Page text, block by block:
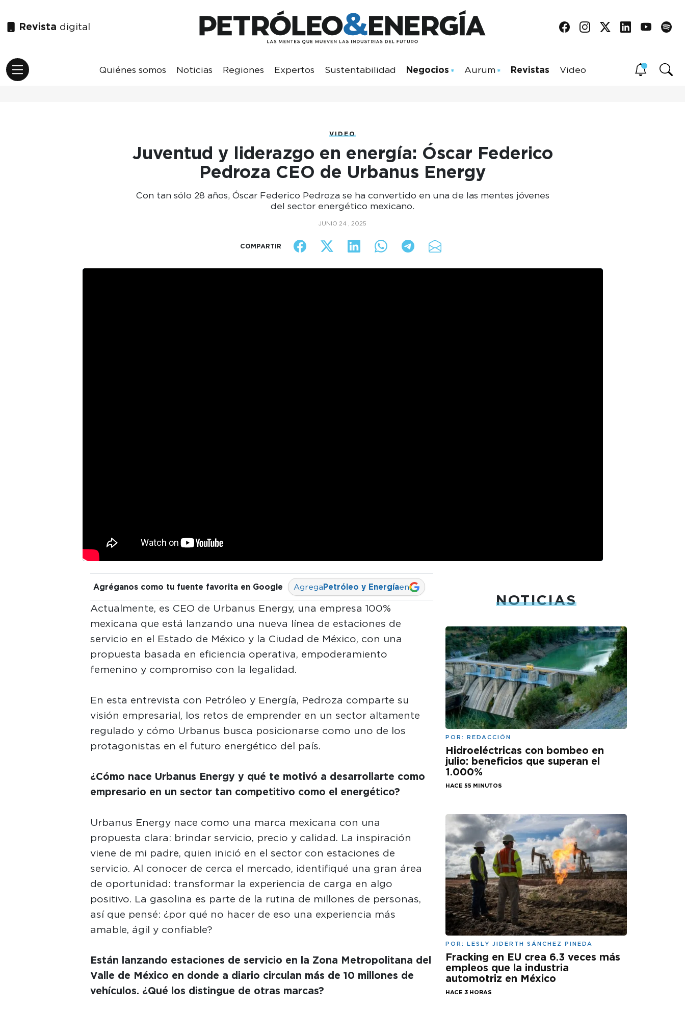
Revista digital
Quiénes somos Noticias Regiones Expertos Sustentabilidad Negocios Aurum Revistas Video
VIDEO
Juventud y liderazgo en energía: Óscar Federico
Pedroza CEO de Urbanus Energy
Con tan sólo 28 años, Óscar Federico Pedroza se ha convertido en una de las mentes jóvenes
del sector energético mexicano.
JUNIO 24 , 2025
COMPARTIR
Agréganos como tu fuente favorita en Google Agrega Petróleo y Energíaen
Actualmente, es CEO de Urbanus Energy, una empresa 100%
mexicana que está lanzando una nueva línea de estaciones de
servicio en el Estado de México y la Ciudad de México, con una
propuesta basada en eficiencia operativa, empoderamiento
femenino y compromiso con la legalidad.
En esta entrevista con Petróleo y Energía, Pedroza comparte su
visión empresarial, los retos de emprender en un sector altamente
regulado y cómo Urbanus busca posicionarse como uno de los
protagonistas en el futuro energético del país.
¿Cómo nace Urbanus Energy y qué te motivó a desarrollarte como
empresario en un sector tan competitivo como el energético?
Urbanus Energy nace como una marca mexicana con una
propuesta clara: brindar servicio, precio y calidad. La inspiración
viene de mi padre, quien inició en el sector con estaciones de
servicio. Al conocer de cerca el mercado, identifiqué una gran área
de oportunidad: transformar la experiencia de carga en algo
positivo. La gasolina es parte de la rutina de millones de personas,
así que pensé: ¿por qué no hacer de eso una experiencia más
amable, ágil y confiable?
Están lanzando estaciones de servicio en la Zona Metropolitana del
Valle de México en donde a diario circulan más de 10 millones de
vehículos. ¿Qué los distingue de otras marcas?
NOTICIAS
POR: REDACCIÓN
Hidroeléctricas con bombeo en
julio: beneficios que superan el
1.000%
HACE 55 MINUTOS
POR: LESLY JIDERTH SÁNCHEZ PINEDA
Fracking en EU crea 6.3 veces más
empleos que la industria
automotriz en México
HACE 3 HORAS